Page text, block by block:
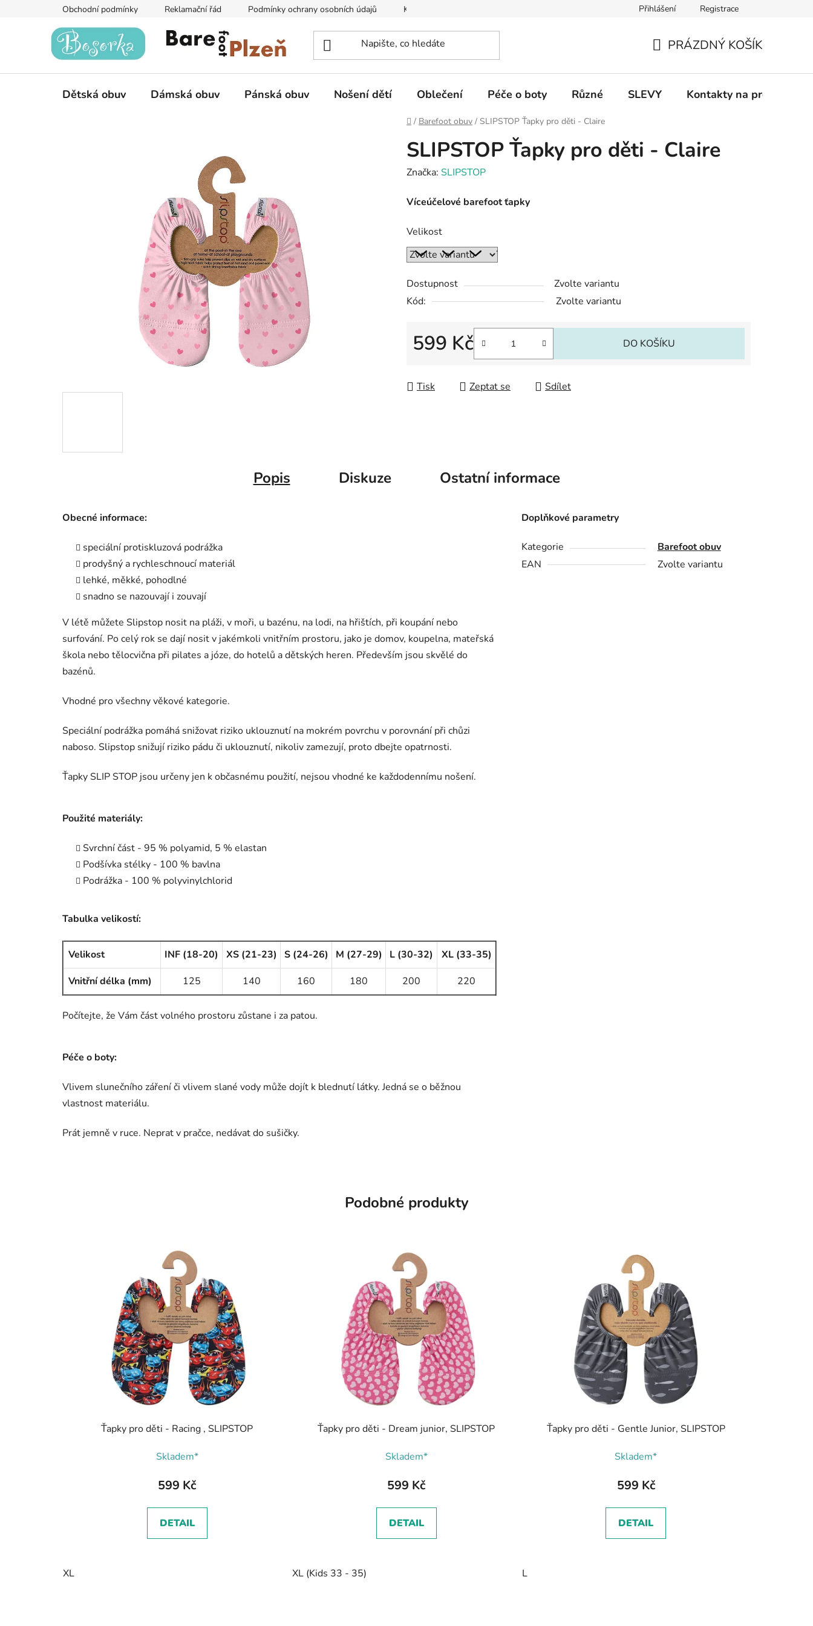
Obchodní podmínky Reklamační řád Podmínky ochrany osobních údajů Kontakty na prodejny Informace k on-line platbám Odstoupení od
Přihlášení Registrace
KOŠÍK
PRÁZDNÝ KOŠÍK
Dětská obuv Dámská obuv Pánská obuv Nošení dětí Oblečení Péče o boty Různé SLEVY Kontakty na prodejny
Domů
/ Barefoot obuv / SLIPSTOP Ťapky pro děti - Claire
SLIPSTOP Ťapky pro děti - Claire
Značka: SLIPSTOP
Víceúčelové barefoot ťapky
Velikost
Dostupnost
Zvolte variantu
Kód:
Zvolte variantu
599 Kč DO KOŠÍKU
Tisk Zeptat se Sdílet
Popis Diskuze Ostatní informace
Obecné informace:
speciální protiskluzová podrážka
prodyšný a rychleschnoucí materiál
lehké, měkké, pohodlné
snadno se nazouvají i zouvají
V létě můžete Slipstop nosit na pláži, v moři, u bazénu, na lodi, na hřištích, při koupání nebo
surfování. Po celý rok se dají nosit v jakémkoli vnitřním prostoru, jako je domov, koupelna, mateřská
škola nebo tělocvična při pilates a józe, do hotelů a dětských heren. Především jsou skvělé do
bazénů.
Vhodné pro všechny věkové kategorie.
Speciální podrážka pomáhá snižovat riziko uklouznutí na mokrém povrchu v porovnání při chůzi
naboso. Slipstop snižují riziko pádu či uklouznutí, nikoliv zamezují, proto dbejte opatrnosti.
Ťapky SLIP STOP jsou určeny jen k občasnému použití, nejsou vhodné ke každodennímu nošení.
Použité materiály:
Svrchní část - 95 % polyamid, 5 % elastan
Podšívka stélky - 100 % bavlna
Podrážka - 100 % polyvinylchlorid
Tabulka velikostí:
Velikost INF (18-20) XS (21-23) S (24-26) M (27-29) L (30-32)
XL (33-35)
Vnitřní délka (mm)
125 140 160 180 200 220
Počítejte, že Vám část volného prostoru zůstane i za patou.
Péče o boty:
Vlivem slunečního záření či vlivem slané vody může dojít k blednutí látky. Jedná se o běžnou
vlastnost materiálu.
Prát jemně v ruce. Neprat v pračce, nedávat do sušičky.
Doplňkové parametry
Kategorie
Barefoot obuv
EAN
Zvolte variantu
Podobné produkty
Ťapky pro děti - Racing , SLIPSTOP
Skladem*
599 Kč
DETAIL
XL
Ťapky pro děti - Dream junior, SLIPSTOP
Skladem*
599 Kč
DETAIL
XL (Kids 33 - 35)
Ťapky pro děti - Gentle Junior, SLIPSTOP
Skladem*
599 Kč
DETAIL
L